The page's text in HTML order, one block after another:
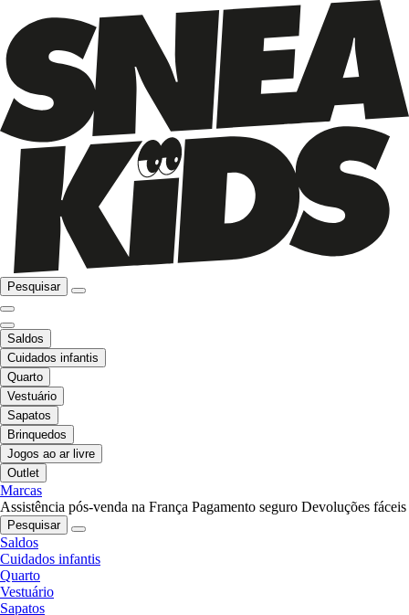
Pesquisar
Saldos
Cuidados infantis
Quarto
Vestuário
Sapatos
Brinquedos
Jogos ao ar livre
Outlet
Marcas
Assistência pós-venda na França Pagamento seguro Devoluções fáceis
Pesquisar
Saldos
Cuidados infantis
Quarto
Vestuário
Sapatos